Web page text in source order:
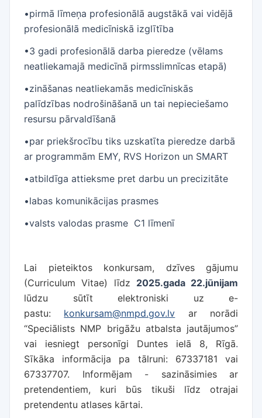
•pirmā līmeņa profesionālā augstākā vai vidējā
profesionālā medicīniskā izglītība
•3 gadi profesionālā darba pieredze (vēlams
neatliekamajā medicīnā pirmsslimnīcas etapā)
•zināšanas neatliekamās medicīniskās
palīdzības nodrošināšanā un tai nepieciešamo
resursu pārvaldīšanā
•par priekšrocību tiks uzskatīta pieredze darbā
ar programmām EMY, RVS Horizon un SMART
•atbildīga attieksme pret darbu un precizitāte
•labas komunikācijas prasmes
•valsts valodas prasme C1 līmenī
Lai pieteiktos konkursam, dzīves gājumu
(Curriculum Vitae) līdz 2025.gada 22.jūnijam
lūdzu sūtīt elektroniski uz e-
pastu:
konkursam@nmpd.gov.lv ar norādi
“Speciālists NMP brigāžu atbalsta jautājumos”
vai iesniegt personīgi Duntes ielā 8, Rīgā.
Sīkāka informācija pa tālruni: 67337181 vai
67337707. Informējam - sazināsimies ar
pretendentiem, kuri būs tikuši līdz otrajai
pretendentu atlases kārtai.